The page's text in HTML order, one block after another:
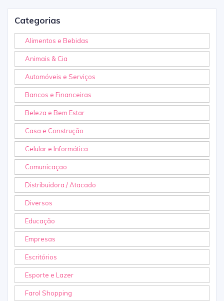
Categorias
Alimentos e Bebidas
Animais & Cia
Automóveis e Serviços
Bancos e Financeiras
Beleza e Bem Estar
Casa e Construção
Celular e Informática
Comunicaçao
Distribuidora / Atacado
Diversos
Educação
Empresas
Escritórios
Esporte e Lazer
Farol Shopping